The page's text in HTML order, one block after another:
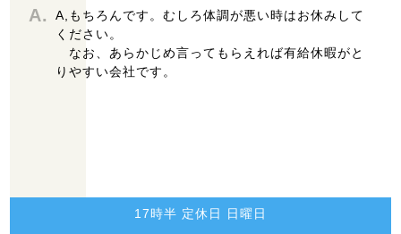
A,もちろんです。むしろ体調が悪い時はお休みして
ください。
なお、あらかじめ言ってもらえれば有給休暇がと
りやすい会社です。
17時半 定休日 日曜日